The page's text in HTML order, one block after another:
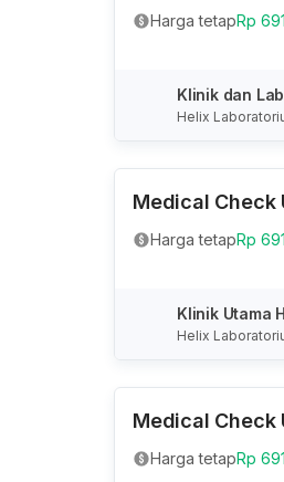
Harga tetapRp
Klinik dan
Helix
Medical Check
Harga tetapRp
Klinik Utama
Helix
Medical Check
Harga tetapRp